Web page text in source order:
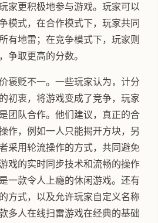
家更积极地参与游戏。玩家可以
模式，在合作模式下，玩家共同
有地雷；在竞争模式下，玩家则
争取更高的分数。
褒贬不一。一些玩家认为，计分
初衷，将游戏变成了竞争，玩家
团队合作。他们建议，真正的合
作，例如一人只能揭开方块，另
采用轮流操作的方式，共同避免
戏的实时同步技术和流畅的操作
一款令人上瘾的休闲游戏。还有
方式，以及允许玩家自定义名称
多人在线扫雷游戏在经典的基础